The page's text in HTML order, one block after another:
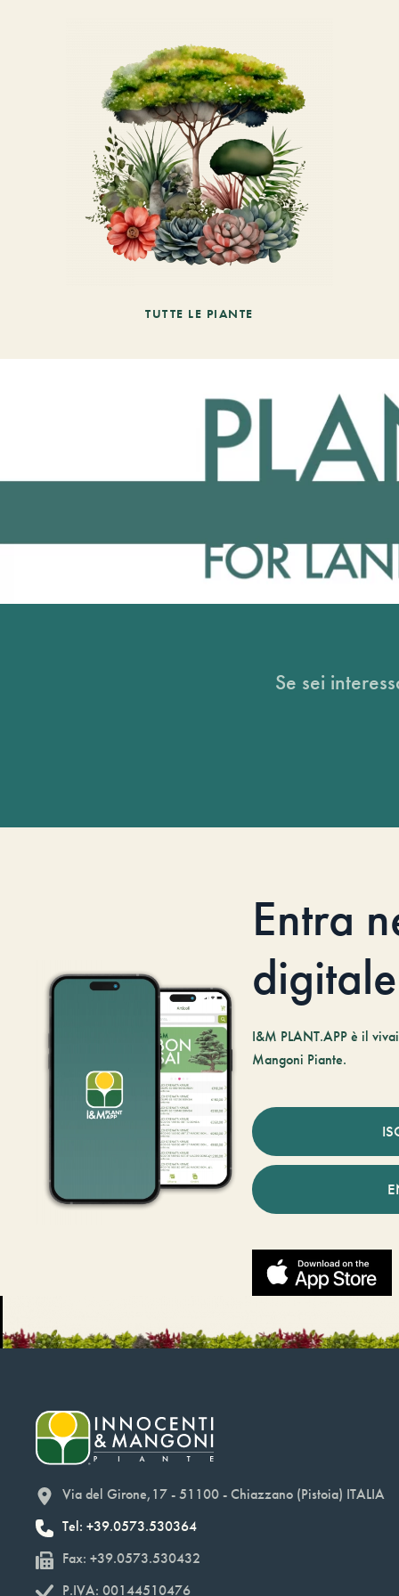
TUTTE LE PIANTE
Se sei
Entra
digitale
I&M PLANT.APP è il
Mangoni Piante.
Via del Girone,17 - 51100 - Chiazzano (Pistoia) ITALIA
Tel: +39.0573.530364
Fax: +39.0573.530432
P.IVA: 00144510476